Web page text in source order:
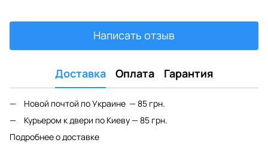
Написать отзыв
Доставка Оплата Гарантия
Новой почтой по Украине — 85 грн.
Курьером к двери по Киеву — 85 грн.
Подробнее о доставке